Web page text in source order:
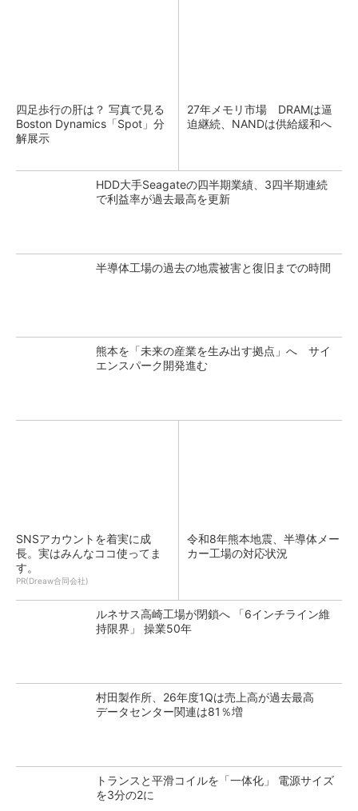
四足歩行の肝は？ 写真で見る
Boston Dynamics「Spot」分
解展示
27年メモリ市場 DRAMは逼
迫継続、NANDは供給緩和へ
HDD大手Seagateの四半期業績、3四半期連続
で利益率が過去最高を更新
半導体工場の過去の地震被害と復旧までの時間
熊本を「未来の産業を生み出す拠点」へ サイ
エンスパーク開発進む
SNSアカウントを着実に成
長。実はみんなココ使ってま
す。
PR(Dreaw合同会社)
令和8年熊本地震、半導体メー
カー工場の対応状況
ルネサス高崎工場が閉鎖へ 「6インチライン維
持限界」 操業50年
村田製作所、26年度1Qは売上高が過去最高
データセンター関連は81％増
トランスと平滑コイルを「一体化」 電源サイズ
を3分の2に